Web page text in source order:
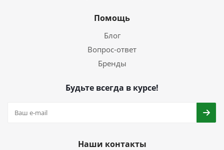
Помощь
Блог
Вопрос-ответ
Бренды
Будьте всегда в курсе!
Наши контакты